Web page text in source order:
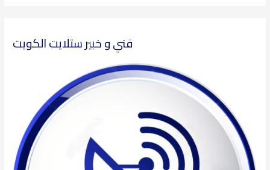
فني و خبير ستلايت الكويت